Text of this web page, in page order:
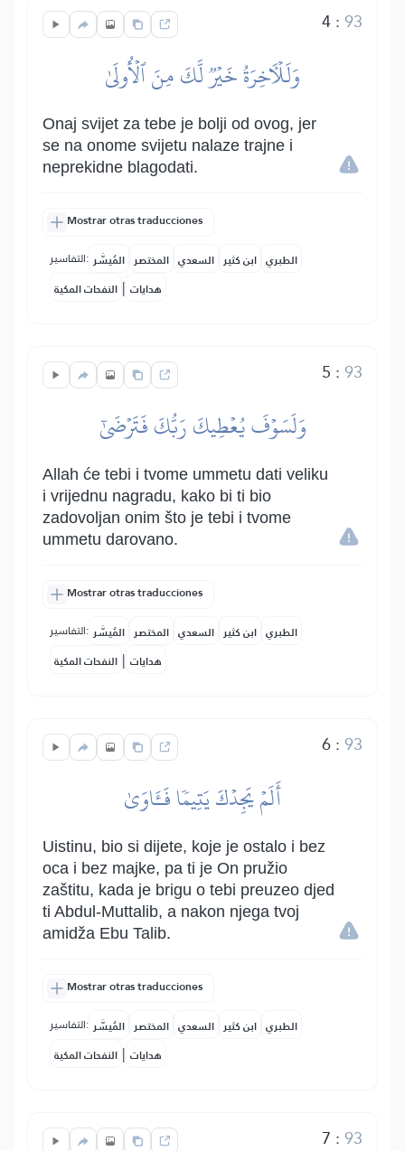
4:93
وَلَلۡأٓخِرَةُ خَيۡرٞ لَّكَ مِنَ ٱلۡأُولَىٰ
Onaj svijet za tebe je bolji od ovog, jer
se na onome svijetu nalaze trajne i
neprekidne blagodati.
Mostrar otras traducciones
التفاسير: المُيسَّر المختصر السعدي ابن كثير الطبري
النفحات المكية | هدايات
5 :93
وَلَسَوۡفَ يُعۡطِيكَ رَبُّكَ فَتَرۡضَىٰٓ
Allah će tebi i tvome ummetu dati veliku
i vrijednu nagradu, kako bi ti bio
zadovoljan onim što je tebi i tvome
ummetu darovano.
Mostrar otras traducciones
التفاسير: المُيسَّر المختصر السعدي ابن كثير الطبري
النفحات المكية | هدايات
6:93
أَلَمۡ يَجِدۡكَ يَتِيمٗا فَـَٔاوَىٰ
Uistinu, bio si dijete, koje je ostalo i bez
oca i bez majke, pa ti je On pružio
zaštitu, kada je brigu o tebi preuzeo djed
ti Abdul-Muttalib, a nakon njega tvoj
amidža Ebu Talib.
Mostrar otras traducciones
التفاسير: المُيسَّر المختصر السعدي ابن كثير الطبري
النفحات المكية | هدايات
7 :93